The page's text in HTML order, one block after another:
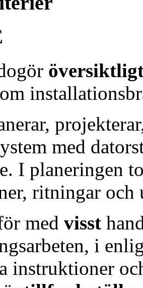
med
I planeringen
ritningar och
med visst
i
instruktioner